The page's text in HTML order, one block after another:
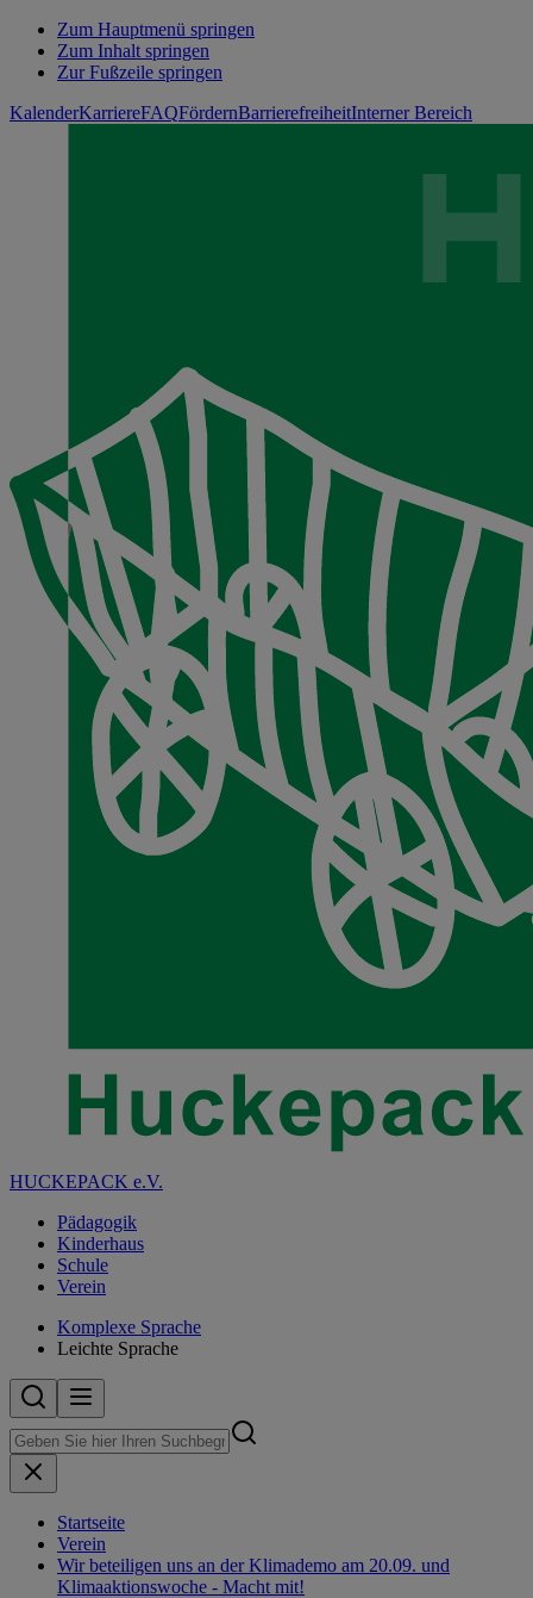
Zum Hauptmenü springen
Zum Inhalt springen
Zur Fußzeile springen
KalenderKarriereFAQFördernBarrierefreiheitInterner Bereich
HUCKEPACK e.V.
Pädagogik
Kinderhaus
Schule
Verein
Komplexe Sprache
Leichte Sprache
Startseite
Verein
Wir beteiligen uns an der Klimademo am 20.09. und
Klimaaktionswoche - Macht mit!